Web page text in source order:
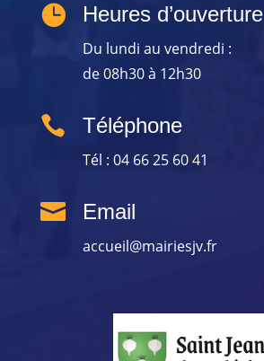
 Heures d’ouverture
Du lundi au vendredi :
de 08h30 à 12h30
 Téléphone
Tél : 04 66 25 60 41
 Email
accueil@mairiesjv.fr